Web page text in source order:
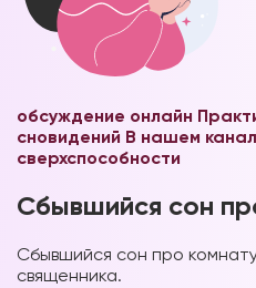
обсуждение онлайн
сновидений В нашем
сверхспособности
Сбывшийся сон
Сбывшийся сон про
священника.